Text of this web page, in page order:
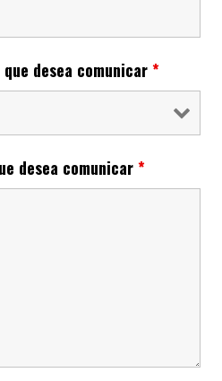
desea comunicar*
desea comunicar*